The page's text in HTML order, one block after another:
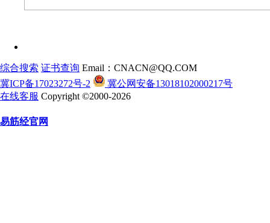
综合搜索 证书查询 Email：CNACN@QQ.COM
冀ICP备17023272号-2
冀公网安备13018102000217号
在线客服 Copyright ©2000-2026
易筋经官网